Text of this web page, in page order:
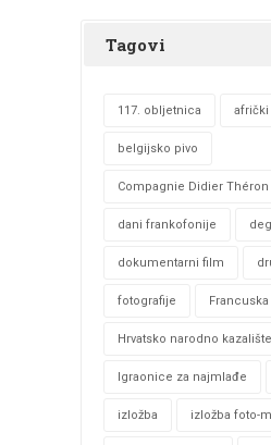
Tagovi
117. obljetnica afrički
belgijsko pivo
Compagnie Didier Théron
dani frankofonije
dokumentarni film
fotografije Francuska
Hrvatsko narodno kazalište
Igraonice za najmlađe
izložba izložba foto-